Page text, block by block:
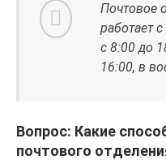
Почтовое
работает
с 8:00 до
16:00, в
Вопрос: Какие
почтового